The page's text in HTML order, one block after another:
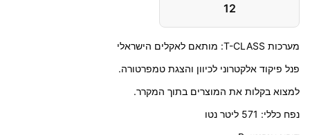
12
מערכות T-CLASS: מותאם לאקלים הישראלי
פנל פיקוד אלקטרוני לכיוון והצגת טמפרטורה.
למצוא בקלות את המוצרים בתוך המקרר.
נפח כללי: 571 ליטר נטו